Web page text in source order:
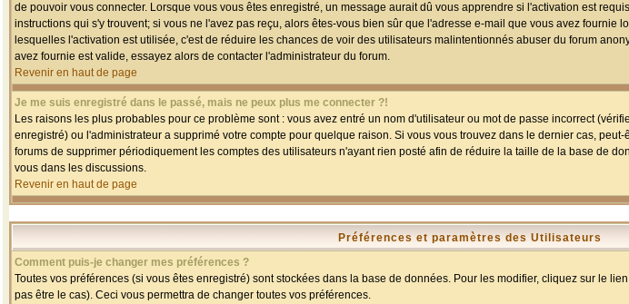
de pouvoir vous connecter. Lorsque vous vous êtes enregistré, un message aurait dû vous apprendre si l'activation est
instructions qui s'y trouvent; si vous ne l'avez pas reçu, alors êtes-vous bien sûr que l'adresse e-mail que vous avez fournie
lesquelles l'activation est utilisée, c'est de réduire les chances de voir des utilisateurs malintentionnés abuser du forum
avez fournie est valide, essayez alors de contacter l'administrateur du forum.
Revenir en haut de page
Je me suis enregistré dans le passé, mais ne peux plus me connecter ?!
Les raisons les plus probables pour ce problème sont : vous avez entré un nom d'utilisateur ou mot de passe incorrect
enregistré) ou l'administrateur a supprimé votre compte pour quelque raison. Si vous vous trouvez dans le dernier cas,
forums de supprimer périodiquement les comptes des utilisateurs n'ayant rien posté afin de réduire la taille de la base de
vous dans les discussions.
Revenir en haut de page
Préférences et paramètres des Utilisateurs
Comment puis-je changer mes préférences ?
Toutes vos préférences (si vous êtes enregistré) sont stockées dans la base de données. Pour les modifier, cliquez sur le lien
pas être le cas). Ceci vous permettra de changer toutes vos préférences.